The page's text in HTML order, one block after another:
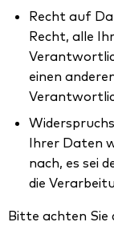
Recht auf
Recht, alle
einen
Ihrer Daten
nach, es sei
die
Bitte achten Sie